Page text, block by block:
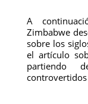
A
Zimbabwe
sobre los
el artículo
partiendo